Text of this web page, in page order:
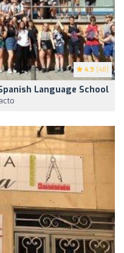
4.9 (48)
Language School